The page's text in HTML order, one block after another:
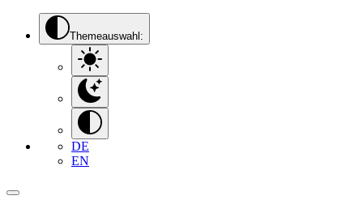
Themeauswahl:
DE
EN